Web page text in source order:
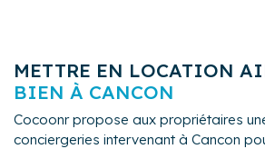
METTRE EN LOCATION
BIEN À CANCON
Cocoonr propose aux propriétaires
conciergeries intervenant à Cancon